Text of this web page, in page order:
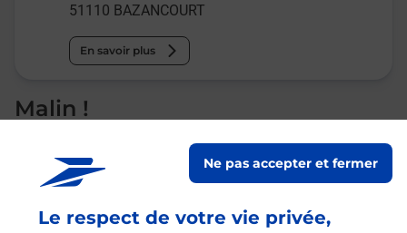
Le respect de votre vie privée,
Ne pas accepter et fermer
51110 BAZANCOURT
En savoir plus
Malin !
La Poste
en ligne
Ouvert 24h/24